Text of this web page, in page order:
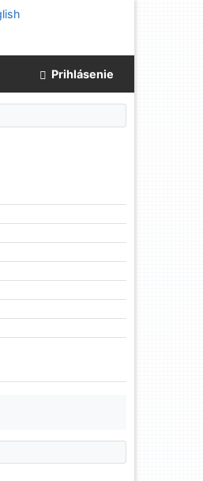
Prihlásenie